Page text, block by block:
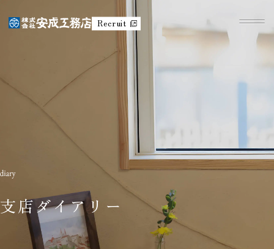
Recruit
支店ダイアリー